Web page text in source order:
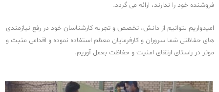
فروشنده خود را ندارند، ارائه می گردد.
امیدواریم بتوانیم از دانش، تخصص و تجربه کارشناسان خود در رفع نیازمندی
های حفاظتی شما سروران و کارفرمایان معظم استفاده نموده و اقدامی مثبت و
موثر در راستای ارتقای امنیت و حفاظت بعمل آوریم.